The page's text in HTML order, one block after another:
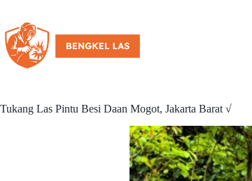
Tukang Las Pintu Besi Daan Mogot, Jakarta Barat √